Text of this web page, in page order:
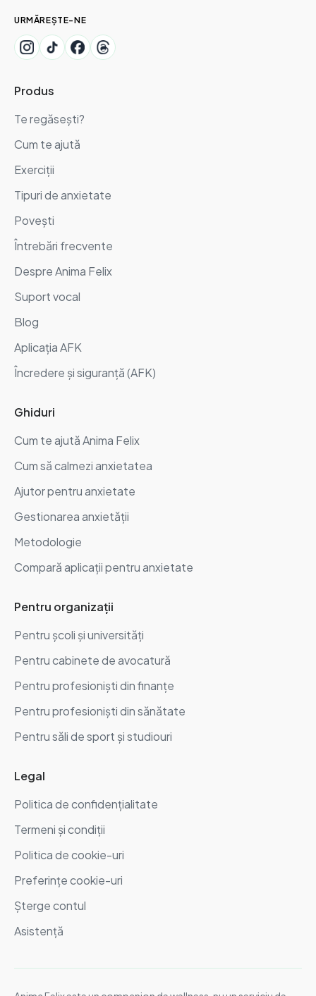
URMĂREȘTE-NE
Produs
Te regăsești?
Cum te ajută
Exerciții
Tipuri de anxietate
Povești
Întrebări frecvente
Despre Anima Felix
Suport vocal
Blog
Aplicația AFK
Încredere și siguranță (AFK)
Ghiduri
Cum te ajută Anima Felix
Cum să calmezi anxietatea
Ajutor pentru anxietate
Gestionarea anxietății
Metodologie
Compară aplicații pentru anxietate
Pentru organizații
Pentru școli și universități
Pentru cabinete de avocatură
Pentru profesioniști din finanțe
Pentru profesioniști din sănătate
Pentru săli de sport și studiouri
Legal
Politica de confidențialitate
Termeni și condiții
Politica de cookie-uri
Preferințe cookie-uri
Șterge contul
Asistență